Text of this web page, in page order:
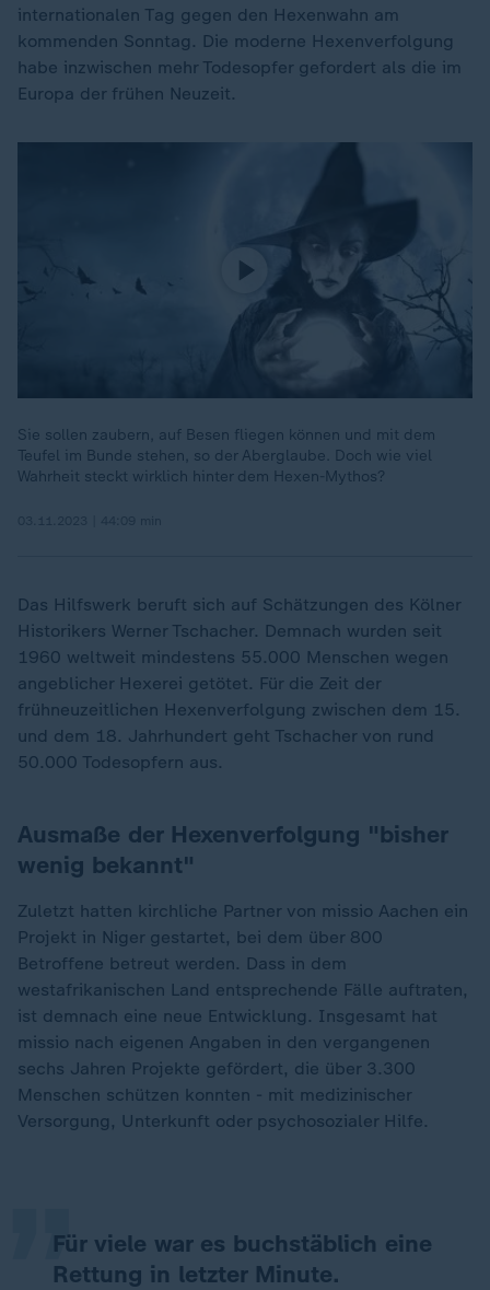
internationalen Tag gegen den Hexenwahn am
kommenden Sonntag. Die moderne Hexenverfolgung
habe inzwischen mehr Todesopfer gefordert als die im
Europa der frühen Neuzeit.
Sie sollen zaubern, auf Besen fliegen können und mit dem
Teufel im Bunde stehen, so der Aberglaube. Doch wie viel
Wahrheit steckt wirklich hinter dem Hexen-Mythos?
Das Hilfswerk beruft sich auf Schätzungen des Kölner
Historikers Werner Tschacher. Demnach wurden seit
1960 weltweit mindestens 55.000 Menschen wegen
angeblicher Hexerei getötet. Für die Zeit der
frühneuzeitlichen Hexenverfolgung zwischen dem 15.
und dem 18. Jahrhundert geht Tschacher von rund
50.000 Todesopfern aus.
Ausmaße der Hexenverfolgung "bisher
wenig bekannt"
Zuletzt hatten kirchliche Partner von missio Aachen ein
Projekt in Niger gestartet, bei dem über 800
Betroffene betreut werden. Dass in dem
westafrikanischen Land entsprechende Fälle auftraten,
ist demnach eine neue Entwicklung. Insgesamt hat
missio nach eigenen Angaben in den vergangenen
sechs Jahren Projekte gefördert, die über 3.300
Menschen schützen konnten - mit medizinischer
Versorgung, Unterkunft oder psychosozialer Hilfe.
Für viele war es buchstäblich eine
Rettung in letzter Minute.
„